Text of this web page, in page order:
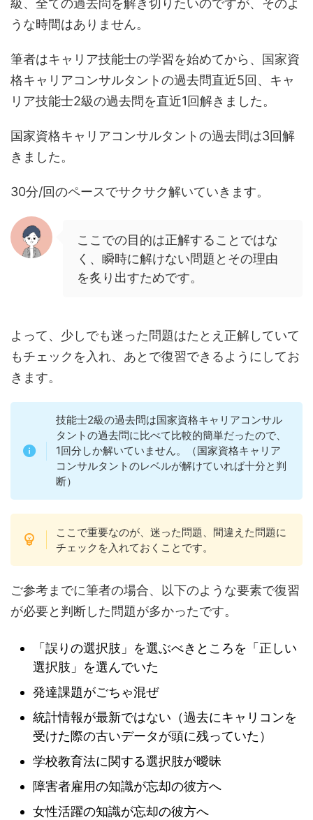
級、全ての過去問を解き切りたいのですが、そのよ
うな時間はありません。
筆者はキャリア技能士の学習を始めてから、国家資
格キャリアコンサルタントの過去問直近5回、キャ
リア技能士2級の過去問を直近1回解きました。
国家資格キャリアコンサルタントの過去問は3回解
きました。
30分/回のペースでサクサク解いていきます。
ここでの目的は正解することではな
く、瞬時に解けない問題とその理由
を炙り出すためです。
よって、少しでも迷った問題はたとえ正解していて
もチェックを入れ、あとで復習できるようにしてお
きます。
技能士2級の過去問は国家資格キャリアコンサル
タントの過去問に比べて比較的簡単だったので、
1回分しか解いていません。（国家資格キャリア
コンサルタントのレベルが解けていれば十分と判
断）
ここで重要なのが、迷った問題、間違えた問題に
チェックを入れておくことです。
ご参考までに筆者の場合、以下のような要素で復習
が必要と判断した問題が多かったです。
「誤りの選択肢」を選ぶべきところを「正しい
選択肢」を選んでいた
発達課題がごちゃ混ぜ
統計情報が最新ではない（過去にキャリコンを
受けた際の古いデータが頭に残っていた）
学校教育法に関する選択肢が曖昧
障害者雇用の知識が忘却の彼方へ
女性活躍の知識が忘却の彼方へ